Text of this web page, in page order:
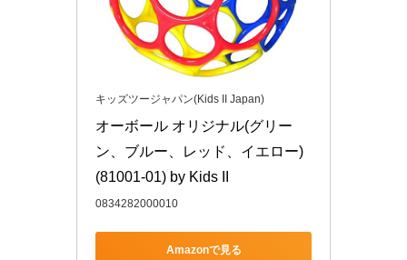
キッズツージャパン(Kids II Japan)
オーボール オリジナル(グリー
ン、ブルー、レッド、イエロー)
(81001-01) by Kids II
0834282000010
Amazonで見る